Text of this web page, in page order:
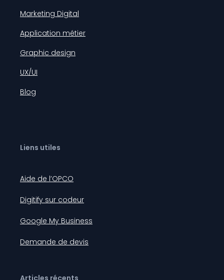
Marketing Digital
Application métier
Graphic design
UX/UI
Blog
Liens utiles
Aide de l’OPCO
Digitify sur codeur
Google My Business
Demande de devis